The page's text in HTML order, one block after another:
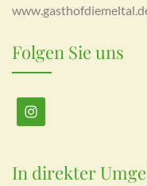
Folgen Sie uns
In direkter